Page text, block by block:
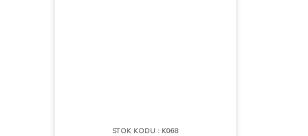
STOK KODU : K068